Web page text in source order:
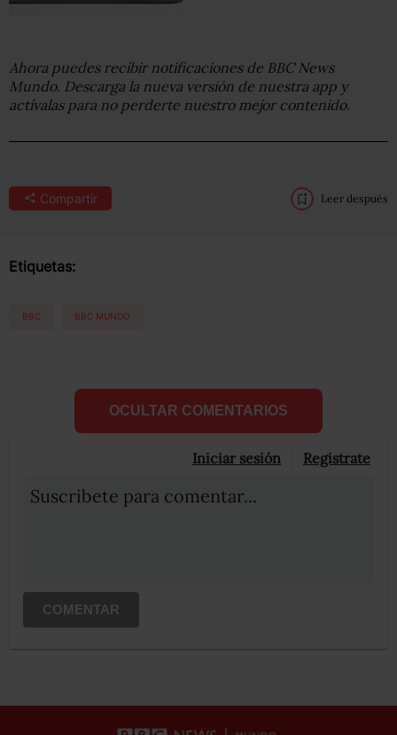
Ahora puedes recibir notificaciones de BBC News
Mundo. Descarga la nueva versión de nuestra app y
actívalas para no perderte nuestro mejor contenido.
Compartir Leer después
Etiquetas:
BBC BBC MUNDO
OCULTAR COMENTARIOS
Iniciar sesión Registrate
Suscribete para comentar...
COMENTAR